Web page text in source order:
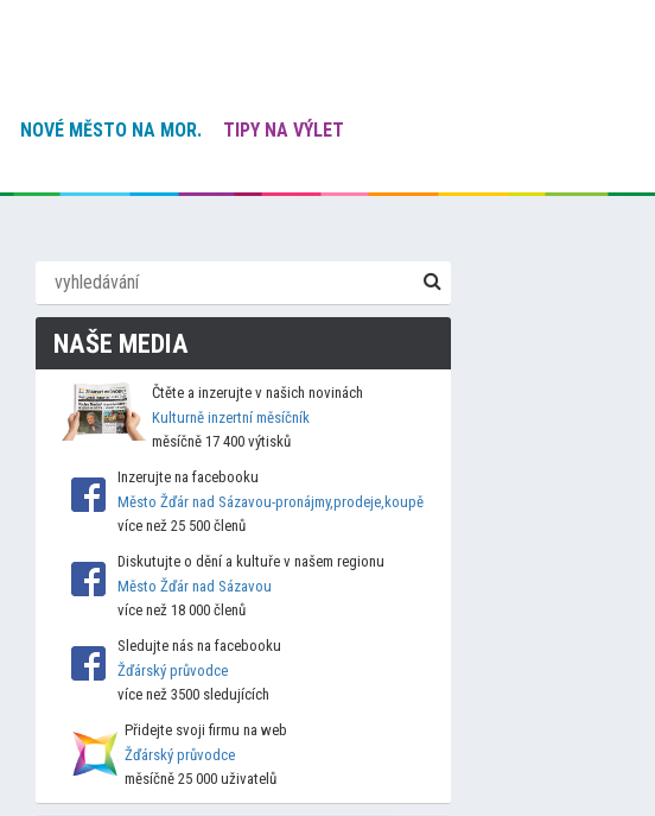
NOVÉ MĚSTO NA MOR.
TIPY NA VÝLET
NAŠE MEDIA
Čtěte a inzerujte v našich novinách
Kulturně inzertní měsíčník
měsíčně 17 400 výtisků
Inzerujte na facebooku
Město Žďár nad Sázavou-pronájmy,prodeje,koupě
více než 25 500 členů
Diskutujte o dění a kultuře v našem regionu
Město Žďár nad Sázavou
více než 18 000 členů
Sledujte nás na facebooku
Žďárský průvodce
více než 3500 sledujících
Přidejte svoji firmu na web
Žďárský průvodce
měsíčně 25 000 uživatelů